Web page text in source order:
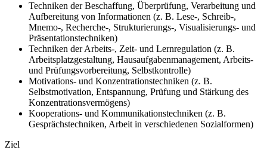
Techniken der Beschaffung, Überprüfung, Verarbeitung und
Aufbereitung von Informationen (z. B. Lese-, Schreib-,
Mnemo-, Recherche-, Strukturierungs-, Visualisierungs- und
Präsentationstechniken)
Techniken der Arbeits-, Zeit- und Lernregulation (z. B.
Arbeitsplatzgestaltung, Hausaufgabenmanagement, Arbeits-
und Prüfungsvorbereitung, Selbstkontrolle)
Motivations- und Konzentrationstechniken (z. B.
Selbstmotivation, Entspannung, Prüfung und Stärkung des
Konzentrationsvermögens)
Kooperations- und Kommunikationstechniken (z. B.
Gesprächstechniken, Arbeit in verschiedenen Sozialformen)
Ziel